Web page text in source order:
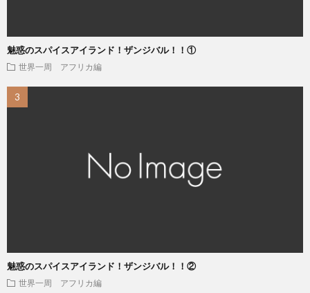
魅惑のスパイスアイランド！ザンジバル！！①
世界一周 アフリカ編
魅惑のスパイスアイランド！ザンジバル！！②
世界一周 アフリカ編